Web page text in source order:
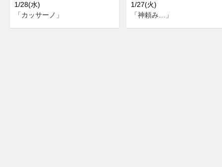
1/28(水)
「カッサーノ」
1/27(火)
「神頼み…」